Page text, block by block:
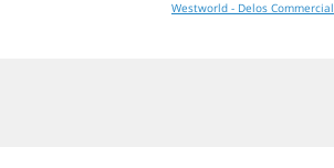
Westworld - Delos Commercial